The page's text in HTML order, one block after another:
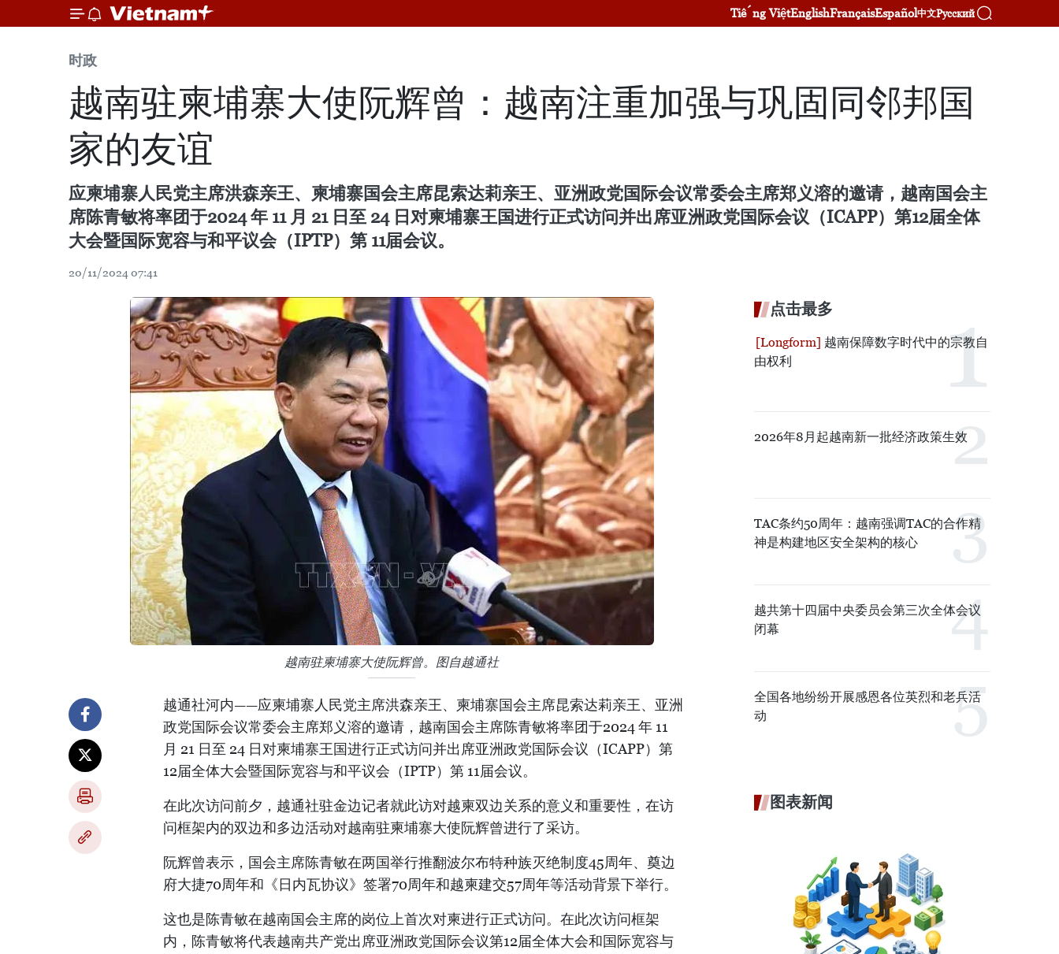
Tiếng ViệtEnglishFrançaisEspañol中文Русский
时政
越南驻柬埔寨大使阮辉曾：越南注重加强与巩固同邻邦国
家的友谊
应柬埔寨人民党主席洪森亲王、柬埔寨国会主席昆索达莉亲王、亚洲政党国际会议常委会主席郑义溶的邀请，越南国会主
席陈青敏将率团于2024 年 11 月 21 日至 24 日对柬埔寨王国进行正式访问并出席亚洲政党国际会议（ICAPP）第12届全体
大会暨国际宽容与和平议会（IPTP）第 11届会议。
20/11/2024 07:41
越南驻柬埔寨大使阮辉曾。图自越通社
越通社河内——应柬埔寨人民党主席洪森亲王、柬埔寨国会主席昆索达莉亲王、亚洲
政党国际会议常委会主席郑义溶的邀请，越南国会主席陈青敏将率团于2024 年 11
月 21 日至 24 日对柬埔寨王国进行正式访问并出席亚洲政党国际会议（ICAPP）第
12届全体大会暨国际宽容与和平议会（IPTP）第 11届会议。
在此次访问前夕，越通社驻金边记者就此访对越柬双边关系的意义和重要性，在访
问框架内的双边和多边活动对越南驻柬埔寨大使阮辉曾进行了采访。
阮辉曾表示，国会主席陈青敏在两国举行推翻波尔布特种族灭绝制度45周年、奠边
府大捷70周年和《日内瓦协议》签署70周年和越柬建交57周年等活动背景下举行。
这也是陈青敏在越南国会主席的岗位上首次对柬进行正式访问。在此次访问框架
内，陈青敏将代表越南共产党出席亚洲政党国际会议第12届全体大会和国际宽容与
点击最多
越南保障数字时代中的宗教自
由权利
2026年8月起越南新一批经济政策生效
TAC条约50周年：越南强调TAC的合作精
神是构建地区安全架构的核心
越共第十四届中央委员会第三次全体会议
闭幕
全国各地纷纷开展感恩各位英烈和老兵活
动
图表新闻